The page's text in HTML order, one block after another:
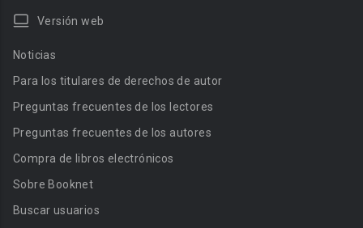
Versión web
Noticias
Para los titulares de derechos de autor
Preguntas frecuentes de los lectores
Preguntas frecuentes de los autores
Compra de libros electrónicos
Sobre Booknet
Buscar usuarios